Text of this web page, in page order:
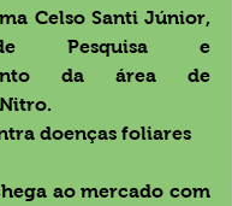
Celso Santi Júnior,
Pesquisa e
da área de
doenças foliares
ao mercado com